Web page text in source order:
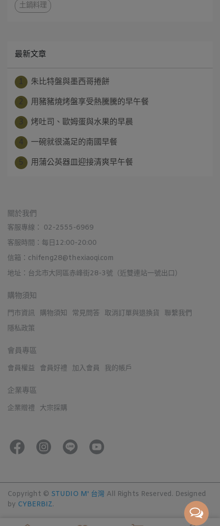
土鍋料理
最新文章
朱比特盤與墨西哥捲餅
用豬豬燒烤盤享受熱騰騰的早午餐
烤吐司、歐姆蛋與水果的早晨
一碗就很滿足的南國早餐
用蒲公英器皿迎接清爽早午餐
關於我們
客服專線： 02-2555-6969
客服時間：每日12:00-20:00
信箱：chifeng28@thexiaoqi.com
地址：台北市大同區赤峰街28-3號（近雙連站一號出口）
購物須知
門市資訊 購物須知 常見問答 取消訂單與退換貨
聯繫我們
隱私政策
會員專區
會員權益 會員好禮 加入會員 我的帳戶
企業專區
企業贈禮 大宗採購
Copyright © STUDIO M' 台灣 All Rights Reserved. Designed
by CYBERBIZ.